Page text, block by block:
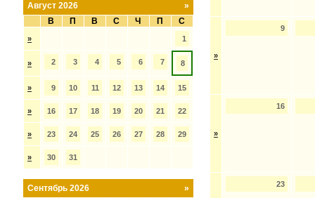
»
Август 2026
В
П В С Ч П С
» 1
» 2 3 4 5 6 7 8
» 9 10 11 12 13 14 15
» 16 17 18 19 20 21 22
» 23 24 25 26 27 28 29
» 30 31
»
Сентябрь 2026
»
9
»
16
23